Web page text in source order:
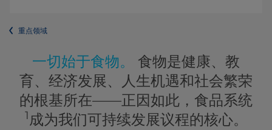
重点领域
一切始于食物。
食物是健康、教
育、经济发展、人生机遇和社会繁荣
的根基所在——正因如此，食品系统
1成为我们可持续发展议程的核心。